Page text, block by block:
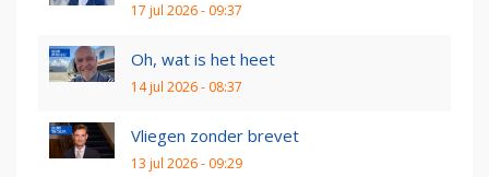
17 jul 2026 - 09:37
Oh, wat is het heet
14 jul 2026 - 08:37
Vliegen zonder brevet
13 jul 2026 - 09:29